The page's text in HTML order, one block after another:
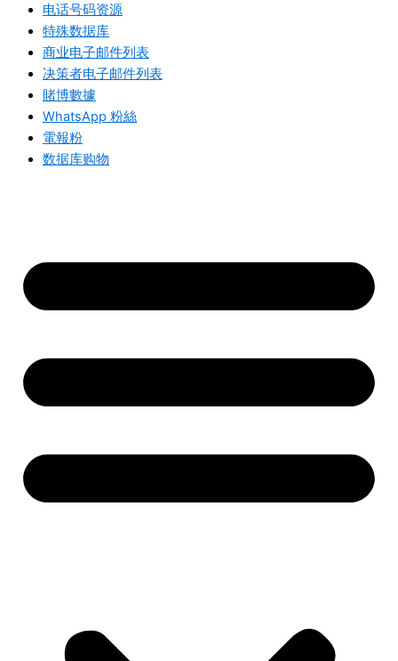
电话号码资源
特殊数据库
商业电子邮件列表
决策者电子邮件列表
賭博數據
WhatsApp 粉絲
電報粉
数据库购物